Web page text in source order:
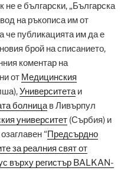
не е български, „Българска
на ръкописа им от
че публикацията им да е
брой на списанието,
коментар на
от Медицинския
Университетаи
болницав Ливърпул
университет (Сърбия) и
озаглавен “Предсърдно
за реалния свят от
върху регистър BALKAN-